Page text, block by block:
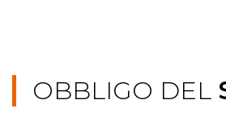
OBBLIGO DEL